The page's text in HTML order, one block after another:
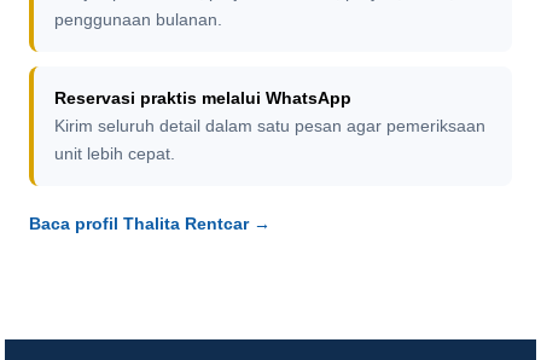
penggunaan bulanan.
Reservasi praktis melalui WhatsApp
Kirim seluruh detail dalam satu pesan agar pemeriksaan
unit lebih cepat.
Baca profil Thalita Rentcar →